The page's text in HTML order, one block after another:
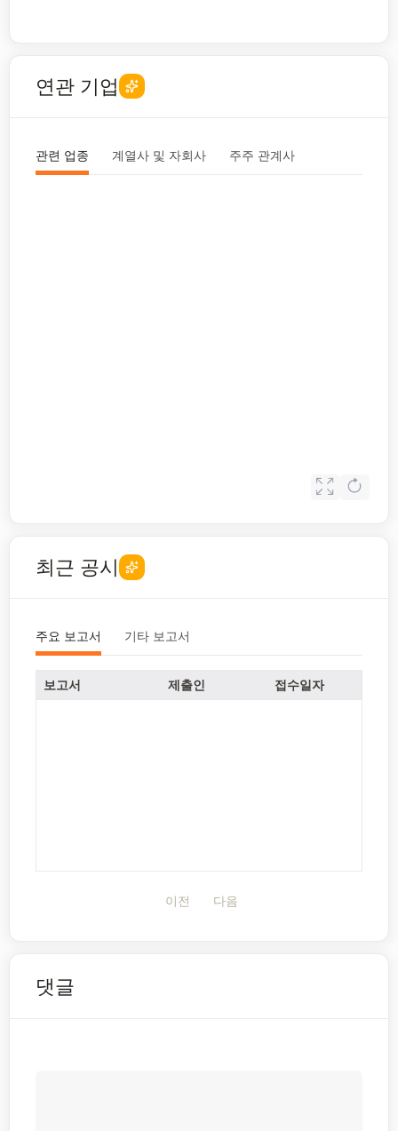
연관 기업
관련 업종 계열사 및 자회사 주주 관계사
최근 공시
주요 보고서 기타 보고서
보고서 제출인 접수일자
이전 다음
댓글